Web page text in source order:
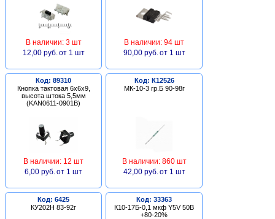
В наличии: 3 шт
12,00 руб. от 1 шт
В наличии: 94 шт
90,00 руб. от 1 шт
Код: 89310
Кнопка тактовая 6х6х9,
высота штока 5,5мм
(KAN0611-0901B)
В наличии: 12 шт
6,00 руб. от 1 шт
Код: К12526
МК-10-3 гр.Б 90-98г
В наличии: 860 шт
42,00 руб. от 1 шт
Код: 6425
КУ202Н 83-92г
Код: 33363
К10-17Б-0,1 мкф Y5V 50В
+80-20%